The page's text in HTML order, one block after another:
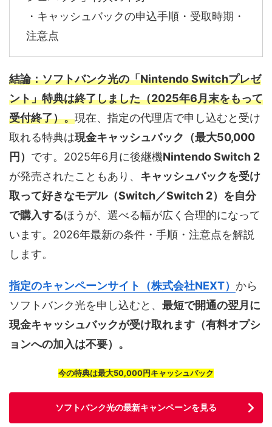
・キャッシュバックの申込手順・受取時期・
注意点
結論：ソフトバンク光の「Nintendo Switchプレゼ
ント」特典は終了しました（2025年6月末をもって
受付終了）。現在、指定の代理店で申し込むと受け
取れる特典は現金キャッシュバック（最大50,000
円） です。2025年6月に後継機Nintendo Switch 2
が発売されたこともあり、 キャッシュバックを受け
取って好きなモデル（Switch／Switch 2）を自分
で購入するほうが、選べる幅が広く合理的になって
います。2026年最新の条件・手順・注意点を解説
します。
指定のキャンペーンサイト（株式会社NEXT） から
ソフトバンク光を申し込むと、 最短で開通の翌月に
現金キャッシュバックが受け取れます（有料オプシ
ョンへの加入は不要）。
今の特典は最大50,000円キャッシュバック
ソフトバンク光の最新キャンペーンを見る